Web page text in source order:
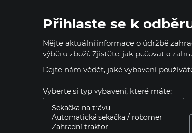
Přihlaste se k
Mějte aktuální informace o údržbě
výběru zboží. Zjistěte, jak pečovat o
Dejte nám vědět, jaké vybavení
Vyberte si typ vybavení, které máte: